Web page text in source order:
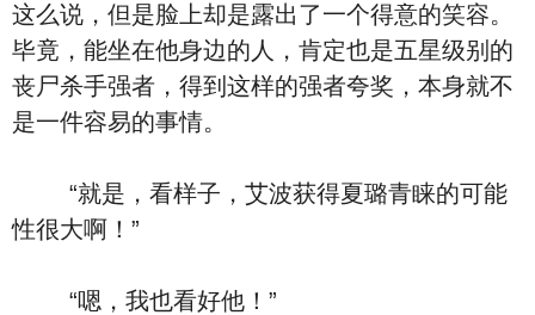
这么说，但是脸上却是露出了一个得意的笑容。
毕竟，能坐在他身边的人，肯定也是五星级别的
丧尸杀手强者，得到这样的强者夸奖，本身就不
是一件容易的事情。
“就是，看样子，艾波获得夏璐青睐的可能
性很大啊！”
“嗯，我也看好他！”